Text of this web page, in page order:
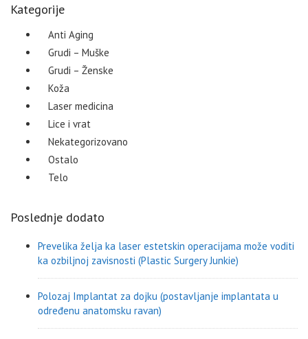
Kategorije
Anti Aging
Grudi – Muške
Grudi – Ženske
Koža
Laser medicina
Lice i vrat
Nekategorizovano
Ostalo
Telo
Poslednje dodato
Prevelika želja ka laser estetskin operacijama može voditi
ka ozbiljnoj zavisnosti (Plastic Surgery Junkie)
Polozaj Implantat za dojku (postavljanje implantata u
određenu anatomsku ravan)